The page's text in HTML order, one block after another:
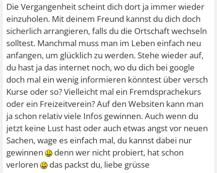
Die Vergangenheit scheint dich dort ja immer wieder
einzuholen. Mit deinem Freund kannst du dich doch
sicherlich arrangieren, falls du die Ortschaft wechseln
solltest. Manchmal muss man im Leben einfach neu
anfangen, um glücklich zu werden. Stehe wieder auf,
du hast ja das internet noch, wo du dich bei google
doch mal ein wenig informieren könntest über versch
Kurse oder so? Vielleicht mal ein Fremdsprachekurs
oder ein Freizeitverein? Auf den Websiten kann man
ja schon relativ viele Infos gewinnen. Auch wenn du
jetzt keine Lust hast oder auch etwas angst vor neuen
Sachen, wage es einfach mal, du kannst dabei nur
gewinnen
denn wer nicht probiert, hat schon
verloren
das packst du, liebe grüsse